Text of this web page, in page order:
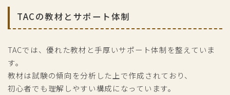
TACの教材とサポート体制
TACでは、優れた教材と手厚いサポート体制を整えていま
す。
教材は試験の傾向を分析した上で作成されており、
初心者でも理解しやすい構成になっています。